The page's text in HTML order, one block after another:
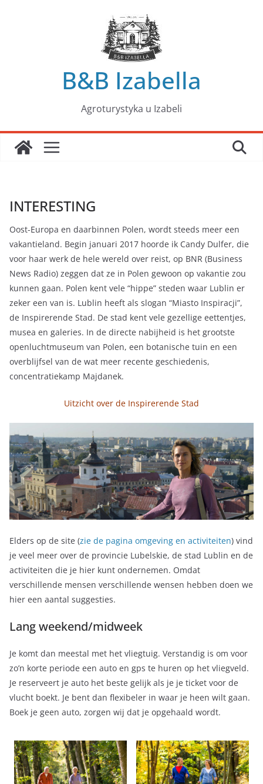
B&B Izabella
Agroturystyka u Izabeli
INTERESTING
Oost-Europa en daarbinnen Polen, wordt steeds meer een
vakantieland. Begin januari 2017 hoorde ik Candy Dulfer, die
voor haar werk de hele wereld over reist, op BNR (Business
News Radio) zeggen dat ze in Polen gewoon op vakantie zou
kunnen gaan. Polen kent vele “hippe” steden waar Lublin er
zeker een van is. Lublin heeft als slogan “Miasto Inspiracji”,
de Inspirerende Stad. De stad kent vele gezellige eettentjes,
musea en galeries. In de directe nabijheid is het grootste
openluchtmuseum van Polen, een botanische tuin en een
overblijfsel van de wat meer recente geschiedenis,
concentratiekamp Majdanek.
Uitzicht over de Inspirerende Stad
Elders op de site (zie de pagina omgeving en activiteiten) vind
je veel meer over de provincie Lubelskie, de stad Lublin en de
activiteiten die je hier kunt ondernemen. Omdat
verschillende mensen verschillende wensen hebben doen we
hier een aantal suggesties.
Lang weekend/midweek
Je komt dan meestal met het vliegtuig. Verstandig is om voor
zo’n korte periode een auto en gps te huren op het vliegveld.
Je reserveert je auto het beste gelijk als je je ticket voor de
vlucht boekt. Je bent dan flexibeler in waar je heen wilt gaan.
Boek je geen auto, zorgen wij dat je opgehaald wordt.